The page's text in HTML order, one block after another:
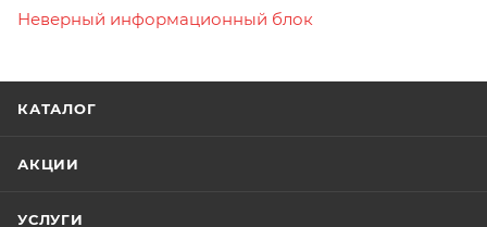
Неверный информационный блок
КАТАЛОГ
АКЦИИ
УСЛУГИ